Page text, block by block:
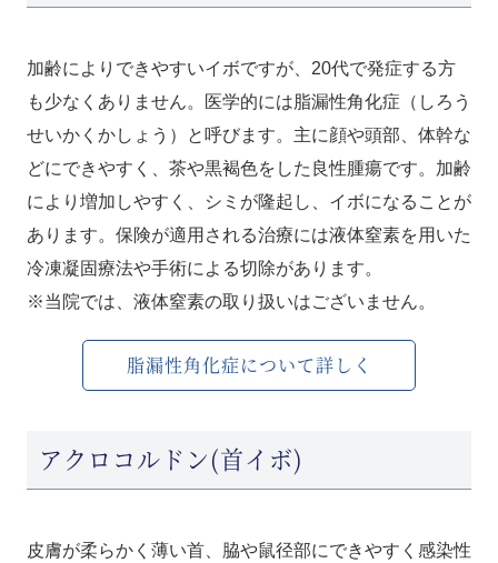
加齢によりできやすいイボですが、20代で発症する方
も少なくありません。医学的には脂漏性角化症（しろう
せいかくかしょう）と呼びます。主に顔や頭部、体幹な
どにできやすく、茶や黒褐色をした良性腫瘍です。加齢
により増加しやすく、シミが隆起し、イボになることが
あります。保険が適用される治療には液体窒素を用いた
冷凍凝固療法や手術による切除があります。
※当院では、液体窒素の取り扱いはございません。
脂漏性角化症について詳しく
アクロコルドン(首イボ)
皮膚が柔らかく薄い首、脇や鼠径部にできやすく感染性